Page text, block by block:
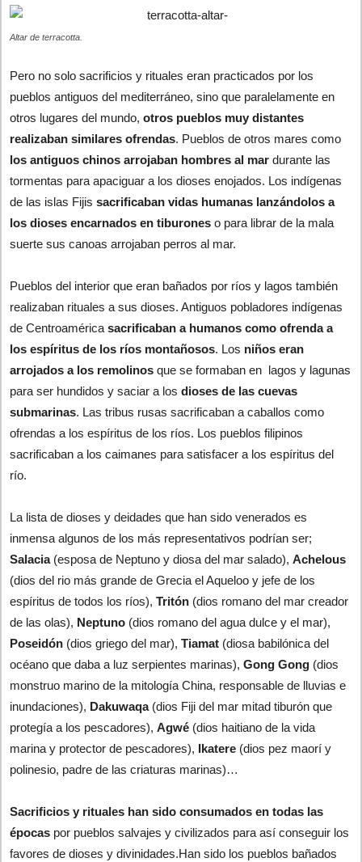
Altar de terracotta.
Pero no solo sacrificios y rituales eran practicados por los
pueblos antiguos del mediterráneo, sino que paralelamente en
otros lugares del mundo, otros pueblos muy distantes
realizaban similares ofrendas. Pueblos de otros mares como
los antiguos chinos arrojaban hombres al mar durante las
tormentas para apaciguar a los dioses enojados. Los indígenas
de las islas Fijis sacrificaban vidas humanas lanzándolos a
los dioses encarnados en tiburones o para librar de la mala
suerte sus canoas arrojaban perros al mar.
Pueblos del interior que eran bañados por ríos y lagos también
realizaban rituales a sus dioses. Antiguos pobladores indígenas
de Centroamérica sacrificaban a humanos como ofrenda a
los espíritus de los ríos montañosos. Los niños eran
arrojados a los remolinos que se formaban en lagos y lagunas
para ser hundidos y saciar a los dioses de las cuevas
submarinas. Las tribus rusas sacrificaban a caballos como
ofrendas a los espíritus de los ríos. Los pueblos filipinos
sacrificaban a los caimanes para satisfacer a los espíritus del
río.
La lista de dioses y deidades que han sido venerados es
inmensa algunos de los más representativos podrían ser;
Salacia(esposa de Neptuno y diosa del mar salado), Achelous
(dios del rio más grande de Grecia el Aqueloo y jefe de los
espíritus de todos los ríos), Tritón (dios romano del mar creador
de las olas), Neptuno (dios romano del agua dulce y el mar),
Poseidón (dios griego del mar), Tiamat (diosa babilónica del
océano que daba a luz serpientes marinas), Gong Gong (dios
monstruo marino de la mitología China, responsable de lluvias e
inundaciones), Dakuwaqa(dios Fiji del mar mitad tiburón que
protegía a los pescadores), Agwé (dios haitiano de la vida
marina y protector de pescadores), Ikatere (dios pez maorí y
polinesio, padre de las criaturas marinas)…
Sacrificios y rituales han sido consumados en todas las
épocas por pueblos salvajes y civilizados para así conseguir los
favores de dioses y divinidades.Han sido los pueblos bañados